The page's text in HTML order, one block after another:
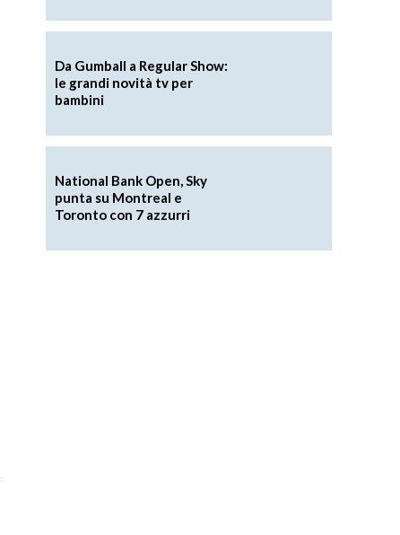
Da Gumball a Regular Show:
le grandi novità tv per
bambini
National Bank Open, Sky
punta su Montreal e
Toronto con 7 azzurri